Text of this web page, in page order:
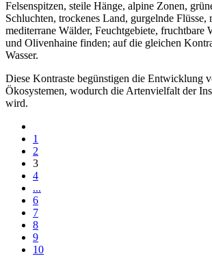
Felsenspitzen, steile Hänge, alpine Zonen,
Schluchten, trockenes Land, gurgelnde Flüsse,
mediterrane Wälder, Feuchtgebiete, fruchtbare
und Olivenhaine finden; auf die gleichen
Wasser.
Diese Kontraste begünstigen die Entwicklung
Ökosystemen, wodurch die Artenvielfalt der
wird.
1
2
3
4
...
6
7
8
9
10